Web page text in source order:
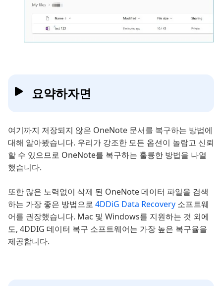
요약하자면
여기까지 저장되지 않은 OneNote 문서를 복구하는 방법에
대해 알아봤습니다. 우리가 강조한 모든 옵션이 놀랍고 신뢰
할 수 있으므로 OneNote를 복구하는 훌륭한 방법을 나열
했습니다.
또한 많은 노력없이 삭제 된 OneNote 데이터 파일을 검색
하는 가장 좋은 방법으로 4DDiG Data Recovery 소프트웨
어를 권장했습니다. Mac 및 Windows를 지원하는 것 외에
도, 4DDIG 데이터 복구 소프트웨어는 가장 높은 복구율을
제공합니다.